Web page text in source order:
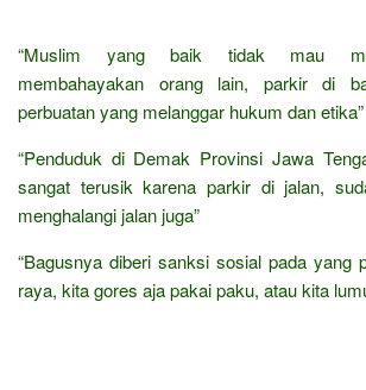
“Muslim yang baik tidak mau
membahayakan orang lain, parkir di
perbuatan yang melanggar hukum dan etika”
“Penduduk di Demak Provinsi Jawa
sangat terusik karena parkir di jalan,
menghalangi jalan juga”
“Bagusnya diberi sanksi sosial pada yang
raya, kita gores aja pakai paku, atau kita